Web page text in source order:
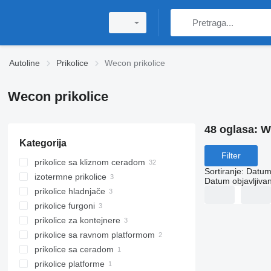
Autoline Prikolice Wecon prikolice
Wecon prikolice
Kategorija
prikolice sa kliznom ceradom
izotermne prikolice
prikolice hladnjače
prikolice furgoni
prikolice za kontejnere
prikolice sa ravnom platformom
prikolice sa ceradom
prikolice platforme
48 oglasa:
Filter
Sortiranje:
Datum